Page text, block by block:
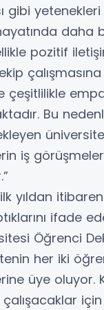
gibi
daha
pozitif
çeşitlilikle
Bu
iş
yıldan
ifade
Öğrenci
her iki
üye oluyor.